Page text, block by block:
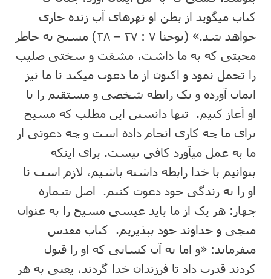
کتاب میگوید از بطن او نهرهای آب زنده جاری
خواهد شد.» (یوحنا ۷ : ۳۷ – ۳۸) مسیح به خاطر
محبتی که به ما داشت، مشقت و سختی صلیب
را تحمل نمود و اکنون از ما دعوت میکند تا ما نیز
ایمان آورده و یک رابطه شخصی و مستقیم را با
او آغاز کنیم. تنها دانستن این مطلب که مسیح
برای ما چه کاری انجام داده است و چه دعوتی از
ما به عمل میآورد کافی نیست. برای اینکه
بتوانیم با خدا رابطه داشته باشیم، لازم است تا
او را به زندگی خود دعوت کنیم. اصل شماره
چهار: هر یک از ما باید عیسی مسیح را به عنوان
منجی و خداوند خود بپذیریم. کتاب مقدس
میفرماید: «و اما به آن کسانی که او را قبول
کردند قدرت داد تا فرزندان خدا گردند، یعنی به هر